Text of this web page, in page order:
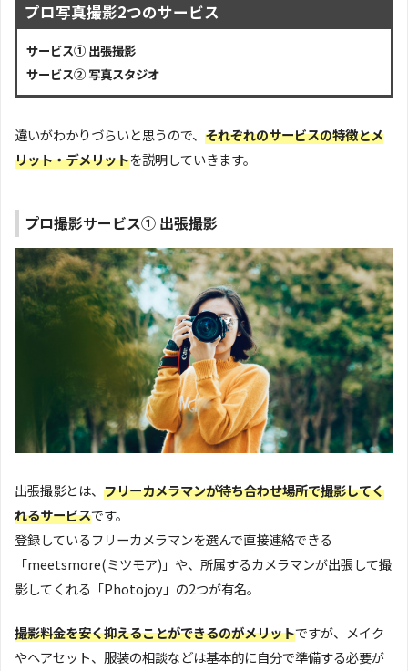
プロ写真撮影2つのサービス
サービス① 出張撮影
サービス② 写真スタジオ
違いがわかりづらいと思うので、 それぞれのサービスの特徴とメ
リット・デメリットを説明していきます。
プロ撮影サービス① 出張撮影
出張撮影とは、 フリーカメラマンが待ち合わせ場所で撮影してく
れるサービスです。
登録しているフリーカメラマンを選んで直接連絡できる
「meetsmore(ミツモア)」や、所属するカメラマンが出張して撮
影してくれる「Photojoy」の2つが有名。
撮影料金を安く抑えることができるのがメリットですが、メイク
やヘアセット、服装の相談などは基本的に自分で準備する必要が